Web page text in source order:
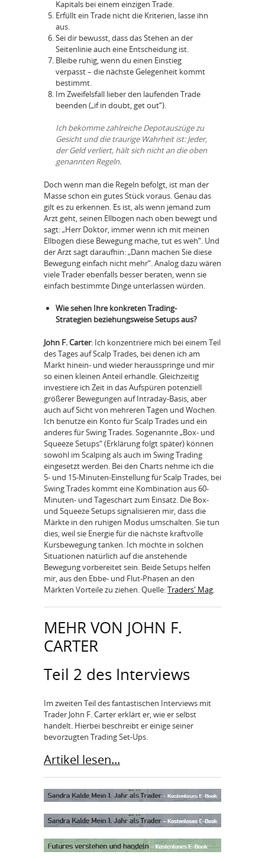
Kapitals bei einem einzigen Trade.
Erfüllt ein Trade nicht die Kriterien, lasse ihn
aus.
Sei dir bewusst, dass das Stehen an der
Seitenlinie auch eine Entscheidung ist.
Bleibe ruhig, wenn du einen Einstieg
verpasst – die nächste Gelegenheit kommt
bestimmt.
Im Zweifelsfall lieber den laufenden Trade
beenden („if in doubt, get out“).
Ich bekomme zahlreiche Depotauszüge zu
Gesicht und die traurige Wahrheit ist: Jeder,
der Geld verliert, hält sich nicht an die oben
genannten Regeln.
Doch wenn man die Regeln befolgt, ist man der
Masse schon ein gutes Stück voraus. Genau das
gilt es zu erkennen. Es ist, als wenn jemand zum
Arzt geht, seinen Ellbogen nach oben bewegt und
sagt: „Herr Doktor, immer wenn ich mit meinen
Ellbogen diese Bewegung mache, tut es weh“. Und
der Arzt sagt daraufhin: „Dann machen Sie diese
Bewegung einfach nicht mehr“. Analog dazu wären
viele Trader ebenfalls besser beraten, wenn sie
einfach bestimmte Dinge unterlassen würden.
Wie sehen Ihre konkreten Trading-
Strategien beziehungsweise Setups aus?
John F. Carter: Ich konzentriere mich bei einem Teil
des Tages auf Scalp Trades, bei denen ich am
Markt hinein- und wieder herausspringe und mir
so einen kleinen Anteil erhandle. Gleichzeitig
investiere ich Zeit in das Aufspüren potenziell
größerer Bewegungen auf Intraday-Basis, aber
auch auf Sicht von mehreren Tagen und Wochen.
Ich benutze ein Konto für Scalp Trades und ein
anderes für Swing Trades. Sogenannte „Box- und
Squeeze Setups“ (Erklärung folgt später) können
sowohl im Scalping als auch im Swing Trading
eingesetzt werden. Bei den Charts nehme ich die
5- und 15-Minuten-Einstellung für Scalp Trades, bei
Swing Trades kommt eine Kombination aus 60-
Minuten- und Tageschart zum Einsatz. Die Box-
und Squeeze Setups signalisieren mir, dass die
Märkte in den ruhigen Modus umschalten. Sie tun
dies, weil sie Energie für die nächste kraftvolle
Kursbewegung tanken. Ich möchte in solchen
Situationen natürlich auf die anstehende
Bewegung vorbereitet sein. Beide Setups helfen
mir, aus den Ebbe- und Flut-Phasen an den
Märkten Vorteile zu ziehen. Quelle:Traders' Mag.
MEHR VON JOHN F.
CARTER
Teil 2 des Interviews
Im zweiten Teil des fantastischen Interviews mit
Trader John F. Carter erklärt er, wie er selbst
handelt. Hierbei beschreibt er einige seiner
bevorzugten Trading Set-Ups.
Artikel lesen...